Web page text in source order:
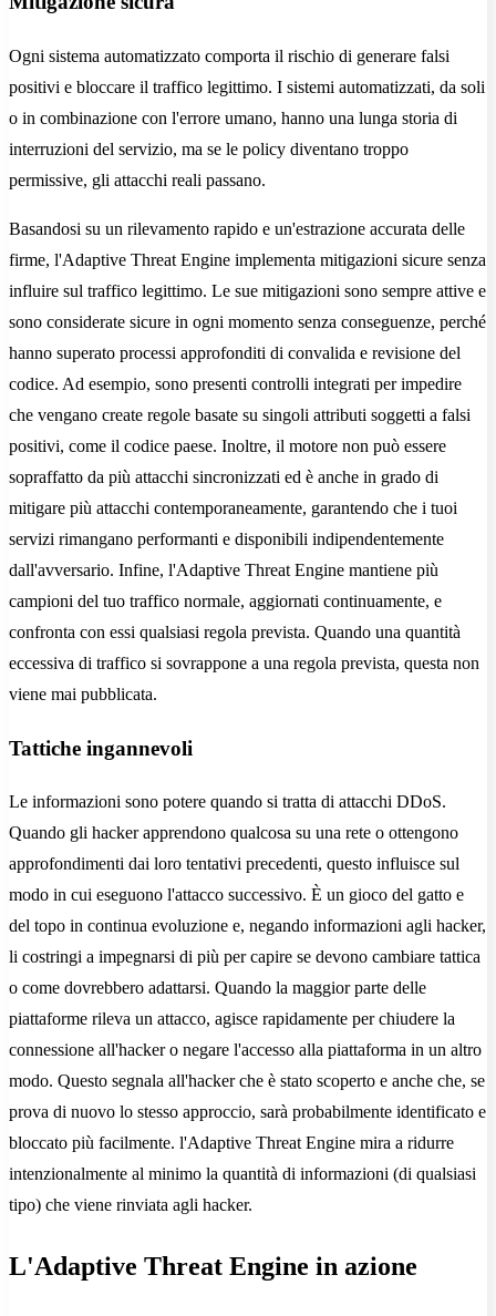
Ogni sistema automatizzato comporta il rischio di generare falsi
positivi e bloccare il traffico legittimo. I sistemi automatizzati, da soli
o in combinazione con l'errore umano, hanno una lunga storia di
interruzioni del servizio, ma se le policy diventano troppo
permissive, gli attacchi reali passano.
Basandosi su un rilevamento rapido e un'estrazione accurata delle
firme, l'Adaptive Threat Engine implementa mitigazioni sicure senza
influire sul traffico legittimo. Le sue mitigazioni sono sempre attive e
sono considerate sicure in ogni momento senza conseguenze, perché
hanno superato processi approfonditi di convalida e revisione del
codice. Ad esempio, sono presenti controlli integrati per impedire
che vengano create regole basate su singoli attributi soggetti a falsi
positivi, come il codice paese. Inoltre, il motore non può essere
sopraffatto da più attacchi sincronizzati ed è anche in grado di
mitigare più attacchi contemporaneamente, garantendo che i tuoi
servizi rimangano performanti e disponibili indipendentemente
dall'avversario. Infine, l'Adaptive Threat Engine mantiene più
campioni del tuo traffico normale, aggiornati continuamente, e
confronta con essi qualsiasi regola prevista. Quando una quantità
eccessiva di traffico si sovrappone a una regola prevista, questa non
viene mai pubblicata.
Tattiche ingannevoli
Le informazioni sono potere quando si tratta di attacchi DDoS.
Quando gli hacker apprendono qualcosa su una rete o ottengono
approfondimenti dai loro tentativi precedenti, questo influisce sul
modo in cui eseguono l'attacco successivo. È un gioco del gatto e
del topo in continua evoluzione e, negando informazioni agli hacker,
li costringi a impegnarsi di più per capire se devono cambiare tattica
o come dovrebbero adattarsi. Quando la maggior parte delle
piattaforme rileva un attacco, agisce rapidamente per chiudere la
connessione all'hacker o negare l'accesso alla piattaforma in un altro
modo. Questo segnala all'hacker che è stato scoperto e anche che, se
prova di nuovo lo stesso approccio, sarà probabilmente identificato e
bloccato più facilmente. l'Adaptive Threat Engine mira a ridurre
intenzionalmente al minimo la quantità di informazioni (di qualsiasi
tipo) che viene rinviata agli hacker.
L'Adaptive Threat Engine in azione